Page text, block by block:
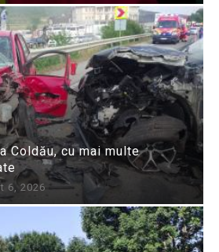
Coldău, cu mai multe
6, 2026